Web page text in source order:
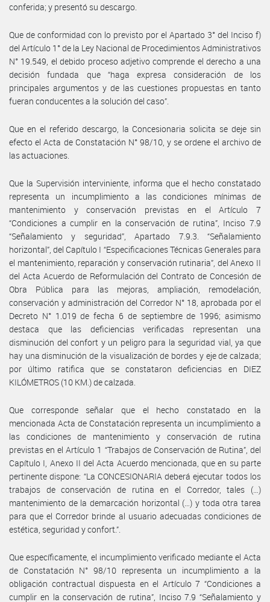
conferida; y presentó su descargo.
Que de conformidad con lo previsto por el Apartado 3° del Inciso f)
del Artículo 1° de la Ley Nacional de Procedimientos Administrativos
N° 19.549, el debido proceso adjetivo comprende el derecho a una
decisión fundada que “haga expresa consideración de los
principales argumentos y de las cuestiones propuestas en tanto
fueran conducentes a la solución del caso”.
Que en el referido descargo, la Concesionaria solicita se deje sin
efecto el Acta de Constatación N° 98/10, y se ordene el archivo de
las actuaciones.
Que la Supervisión interviniente, informa que el hecho constatado
representa un incumplimiento a las condiciones mínimas de
mantenimiento y conservación previstas en el Artículo 7
“Condiciones a cumplir en la conservación de rutina”, Inciso 7.9
“Señalamiento y seguridad”, Apartado 7.9.3. “Señalamiento
horizontal”, del Capítulo I “Especificaciones Técnicas Generales para
el mantenimiento, reparación y conservación rutinaria”, del Anexo II
del Acta Acuerdo de Reformulación del Contrato de Concesión de
Obra Pública para las mejoras, ampliación, remodelación,
conservación y administración del Corredor N° 18, aprobada por el
Decreto N° 1.019 de fecha 6 de septiembre de 1996; asimismo
destaca que las deficiencias verificadas representan una
disminución del confort y un peligro para la seguridad vial, ya que
hay una disminución de la visualización de bordes y eje de calzada;
por último ratifica que se constataron deficiencias en DIEZ
KILÓMETROS (10 KM.) de calzada.
Que corresponde señalar que el hecho constatado en la
mencionada Acta de Constatación representa un incumplimiento a
las condiciones de mantenimiento y conservación de rutina
previstas en el Artículo 1 “Trabajos de Conservación de Rutina”, del
Capítulo I, Anexo II del Acta Acuerdo mencionada, que en su parte
pertinente dispone: “La CONCESIONARIA deberá ejecutar todos los
trabajos de conservación de rutina en el Corredor, tales (…)
mantenimiento de la demarcación horizontal (…) y toda otra tarea
para que el Corredor brinde al usuario adecuadas condiciones de
estética, seguridad y confort.”.
Que específicamente, el incumplimiento verificado mediante el Acta
de Constatación N° 98/10 representa un incumplimiento a la
obligación contractual dispuesta en el Artículo 7 “Condiciones a
cumplir en la conservación de rutina”, Inciso 7.9 “Señalamiento y